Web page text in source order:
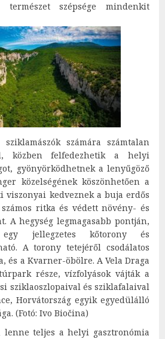
szépsége mindenkit
számára számtalan
közben felfedezhetik a helyi
gyönyörködhetnek a lenyűgöző
közelségének köszönhetően a
viszonyai kedveznek a buja erdős
ritka és védett növény- és
A hegység legmagasabb pontján,
egy jellegzetes kőtorony és
A torony tetejéről csodálatos
és a Kvarner-öbölre. A Vela Draga
része, vízfolyások vájták a
sziklaoszlopaival és sziklafalaival
Horvátország egyik egyedülálló
(Fotó: Ivo Biočina)
teljes a helyi gasztronómia